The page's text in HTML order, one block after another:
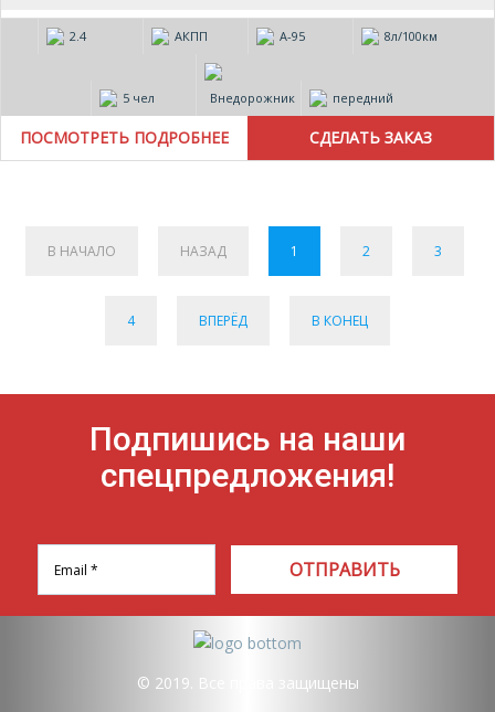
2.4 АКПП А-95 8л/100км
5 чел Внедорожник передний
ПОСМОТРЕТЬ ПОДРОБНЕЕ
В НАЧАЛО НАЗАД 1 2 3
4 ВПЕРЁД В КОНЕЦ
Подпишись на наши
спецпредложения!
ОТПРАВИТЬ
© 2019. Все права защищены